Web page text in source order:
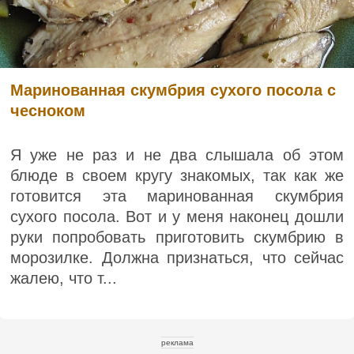
Маринованная скумбрия сухого посола с
чесноком
Я уже не раз и не два слышала об этом
блюде в своем кругу знакомых, так как же
готовится эта маринованная скумбрия
сухого посола. Вот и у меня наконец дошли
руки попробовать приготовить скумбрию в
морозилке. Должна признаться, что сейчас
жалею, что т...
реклама